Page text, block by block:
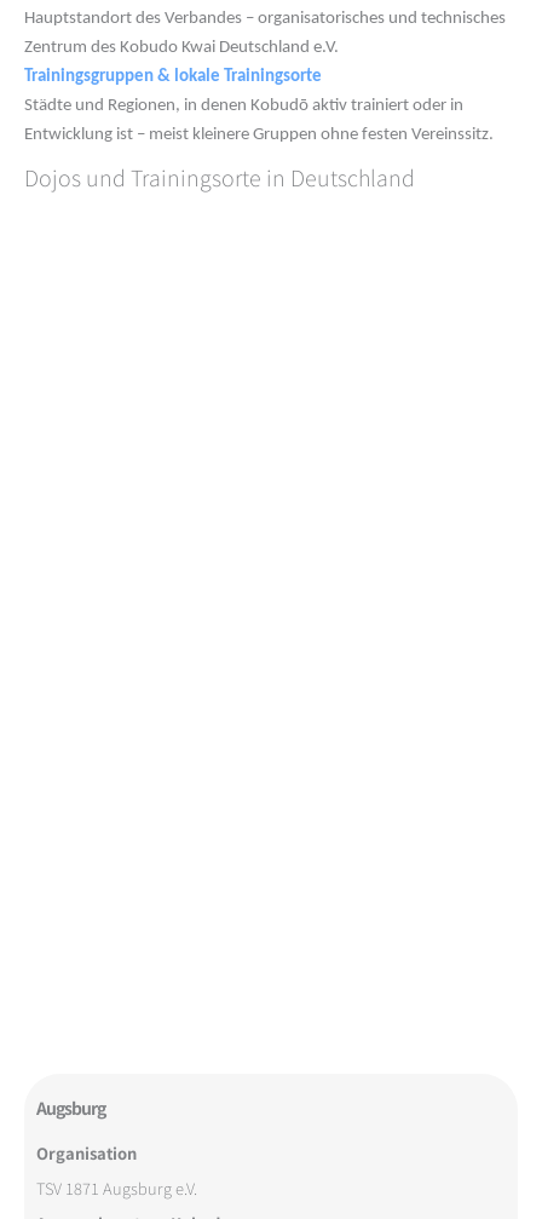
Hauptstandort des Verbandes – organisatorisches und technisches
Zentrum des Kobudo Kwai Deutschland e.V.
Trainingsgruppen & lokale Trainingsorte
Städte und Regionen, in denen Kobudō aktiv trainiert oder in
Entwicklung ist – meist kleinere Gruppen ohne festen Vereinssitz.
Dojos und Trainingsorte in Deutschland
Augsburg
Organisation
TSV 1871 Augsburg e.V.